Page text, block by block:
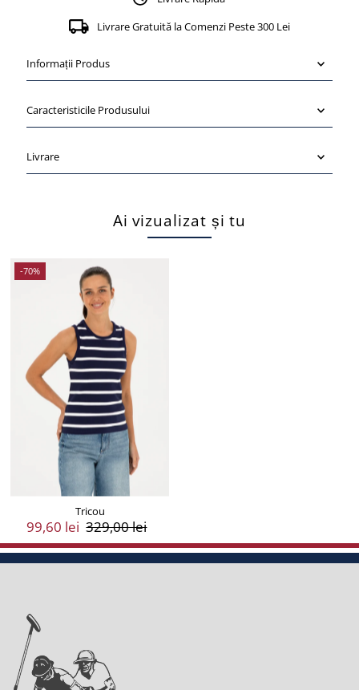
Livrare Gratuită la Comenzi Peste 300 Lei
Informații Produs
Caracteristicile Produsului
Livrare
Ai vizualizat și tu
-70%
Tricou
Preț
Vânzare
99,60 lei Preț
Întreg
329,00 lei